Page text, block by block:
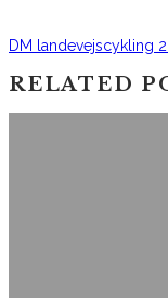
DM landevejscykling
RELATED